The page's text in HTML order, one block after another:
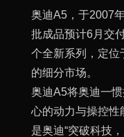
奥迪A5，于2007
批成品预计6月交
个全新系列，定位
的细分市场。
奥迪A5将奥迪一
心的动力与操控性
是奥迪“突破科技